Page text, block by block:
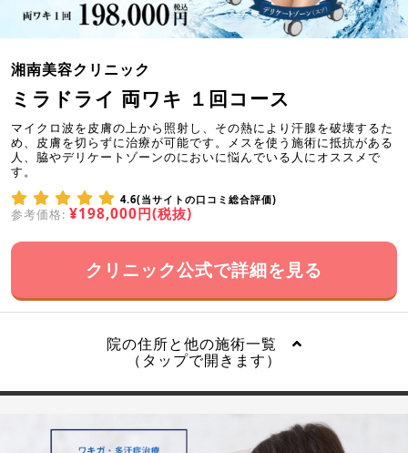
湘南美容クリニック
ミラドライ 両ワキ １回コース
マイクロ波を皮膚の上から照射し、その熱により汗腺を破壊するた
め、皮膚を切らずに治療が可能です。メスを使う施術に抵抗がある
人、脇やデリケートゾーンのにおいに悩んでいる人にオススメで
す。
4.6(当サイトの口コミ総合評価)
参考価格: ¥198,000円(税抜)
クリニック公式で詳細を見る
院の住所と他の施術一覧
（タップで開きます）